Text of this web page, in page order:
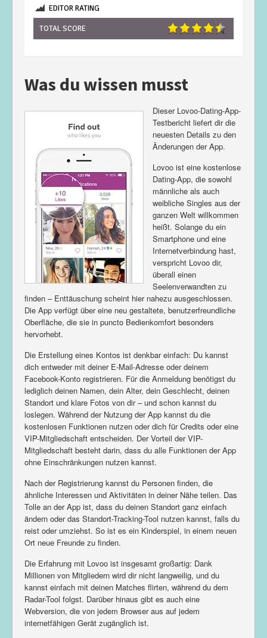
EDITOR RATING
TOTAL SCORE
Was du wissen musst
Dieser Lovoo-Dating-App-
Testbericht liefert dir die
neuesten Details zu den
Änderungen der App.
Lovoo ist eine kostenlose
Dating-App, die sowohl
männliche als auch
weibliche Singles aus der
ganzen Welt willkommen
heißt. Solange du ein
Smartphone und eine
Internetverbindung hast,
verspricht Lovoo dir,
überall einen
Seelenverwandten zu
finden – Enttäuschung scheint hier nahezu ausgeschlossen.
Die App verfügt über eine neu gestaltete, benutzerfreundliche
Oberfläche, die sie in puncto Bedienkomfort besonders
hervorhebt.
Die Erstellung eines Kontos ist denkbar einfach: Du kannst
dich entweder mit deiner E-Mail-Adresse oder deinem
Facebook-Konto registrieren. Für die Anmeldung benötigst du
lediglich deinen Namen, dein Alter, dein Geschlecht, deinen
Standort und klare Fotos von dir – und schon kannst du
loslegen. Während der Nutzung der App kannst du die
kostenlosen Funktionen nutzen oder dich für Credits oder eine
VIP-Mitgliedschaft entscheiden. Der Vorteil der VIP-
Mitgliedschaft besteht darin, dass du alle Funktionen der App
ohne Einschränkungen nutzen kannst.
Nach der Registrierung kannst du Personen finden, die
ähnliche Interessen und Aktivitäten in deiner Nähe teilen. Das
Tolle an der App ist, dass du deinen Standort ganz einfach
ändern oder das Standort-Tracking-Tool nutzen kannst, falls du
reist oder umziehst. So ist es ein Kinderspiel, in einem neuen
Ort neue Freunde zu finden.
Die Erfahrung mit Lovoo ist insgesamt großartig: Dank
Millionen von Mitgliedern wird dir nicht langweilig, und du
kannst einfach mit deinen Matches flirten, während du dem
Radar-Tool folgst. Darüber hinaus gibt es auch eine
Webversion, die von jedem Browser aus auf jedem
internetfähigen Gerät zugänglich ist.